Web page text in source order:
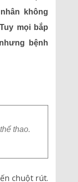
không
mọi bắp
bệnh
thao.
chuột rút.